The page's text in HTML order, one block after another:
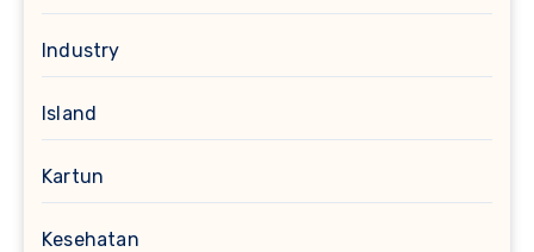
Industry
Island
Kartun
Kesehatan